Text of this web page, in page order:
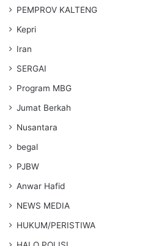
PEMPROV KALTENG
Kepri
Iran
SERGAI
Program MBG
Jumat Berkah
Nusantara
begal
PJBW
Anwar Hafid
NEWS MEDIA
HUKUM/PERISTIWA